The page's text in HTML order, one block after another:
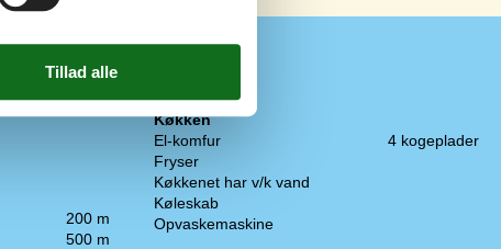
200 m
500 m
Køkken
El-komfur
4 kogeplader
Fryser
Køkkenet har v/k vand
Køleskab
Opvaskemaskine